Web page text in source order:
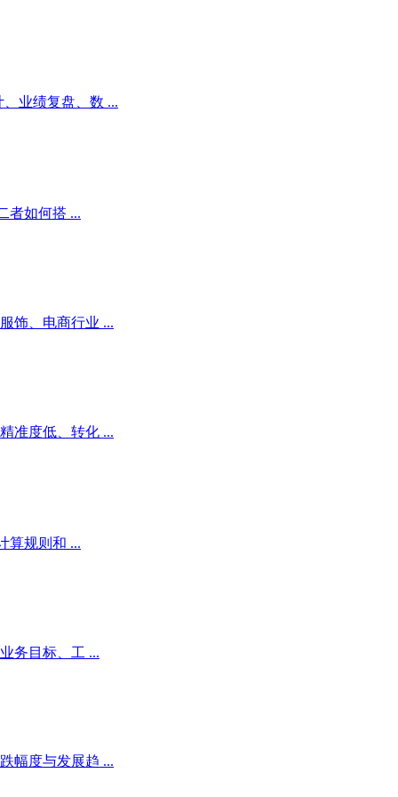
业绩复盘、数 ...
者如何搭 ...
饰、电商行业 ...
准度低、转化 ...
算规则和 ...
务目标、工 ...
幅度与发展趋 ...